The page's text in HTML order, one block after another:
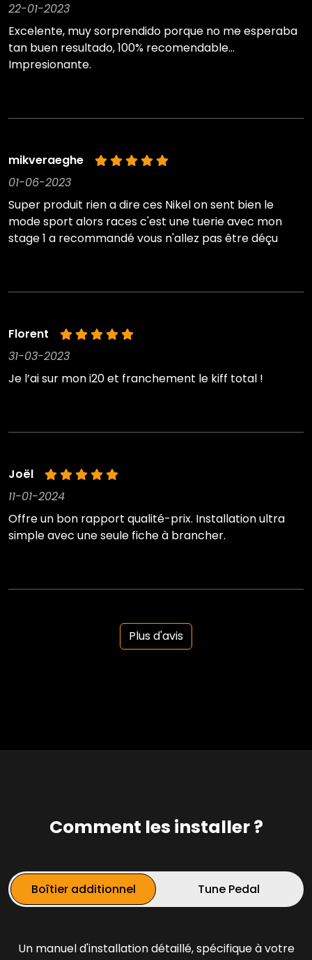
22-01-2023
Excelente, muy sorprendido porque no me esperaba
tan buen resultado, 100% recomendable...
Impresionante.
mikveraeghe
01-06-2023
Super produit rien a dire ces Nikel on sent bien le
mode sport alors races c'est une tuerie avec mon
stage 1 a recommandé vous n'allez pas être déçu
Florent
31-03-2023
Je l’ai sur mon i20 et franchement le kiff total !
Joël
11-01-2024
Offre un bon rapport qualité-prix. Installation ultra
simple avec une seule fiche à brancher.
Plus d'avis
Comment les installer ?
Boîtier additionnel Tune Pedal
Un manuel d'installation détaillé, spécifique à votre